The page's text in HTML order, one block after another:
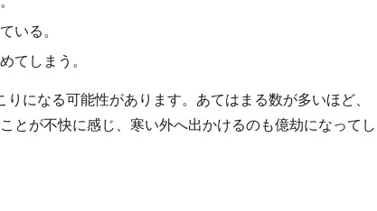
いる。
てしまう。
になる可能性があります。あてはまる数が多いほど、
とが不快に感じ、寒い外へ出かけるのも億劫になってし